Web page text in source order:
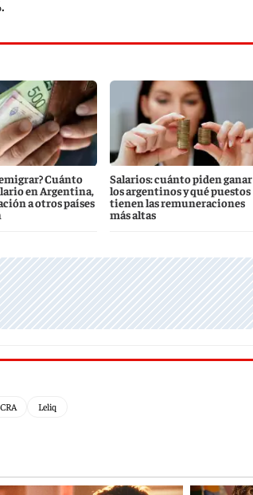
Cuánto
en Argentina,
a otros países
Salarios: cuánto piden ganar
los argentinos y qué puestos
tienen las remuneraciones
más altas
Leliq